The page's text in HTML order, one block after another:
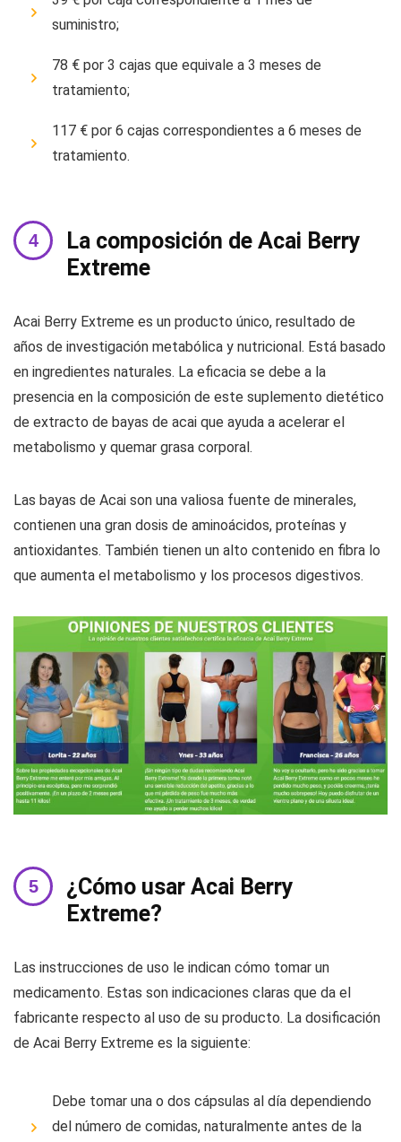
suministro;
78 € por 3 cajas que equivale a 3 meses de
tratamiento;
117 € por 6 cajas correspondientes a 6 meses de
tratamiento.
La composición de Acai Berry
Extreme
Acai Berry Extreme es un producto único, resultado de
años de investigación metabólica y nutricional. Está basado
en ingredientes naturales. La eficacia se debe a la
presencia en la composición de este suplemento dietético
de extracto de bayas de acai que ayuda a acelerar el
metabolismo y quemar grasa corporal.
Las bayas de Acai son una valiosa fuente de minerales,
contienen una gran dosis de aminoácidos, proteínas y
antioxidantes. También tienen un alto contenido en fibra lo
que aumenta el metabolismo y los procesos digestivos.
¿Cómo usar Acai Berry
Extreme?
Las instrucciones de uso le indican cómo tomar un
medicamento. Estas son indicaciones claras que da el
fabricante respecto al uso de su producto. La dosificación
de Acai Berry Extreme es la siguiente:
Debe tomar una o dos cápsulas al día dependiendo
del número de comidas, naturalmente antes de la